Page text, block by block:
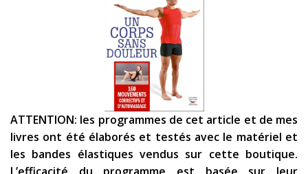
ATTENTION: les programmes de cet article et de mes
livres ont été élaborés et testés avec le matériel et
les bandes élastiques vendus sur cette boutique.